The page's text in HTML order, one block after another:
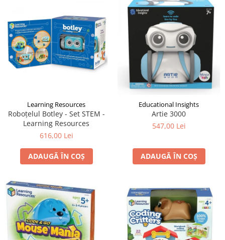
LEGO Creator Expert
LEGO Architecture
LEGO Ideas
LEGO Speed Champions
Learning Resources
Roboțelul Botley - Set STEM -
Learning Resources
616,00 Lei
ADAUGĂ ÎN COȘ
Educational Insights
Artie 3000
547,00 Lei
ADAUGĂ ÎN COȘ